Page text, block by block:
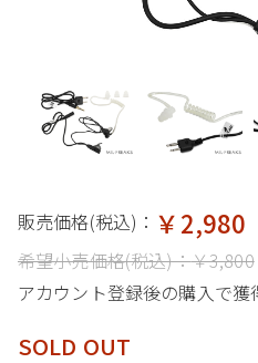
販売価格(税込)： ￥2,980
希望小売価格(税込)：￥3,800
アカウント登録後の購入で獲
SOLD OUT